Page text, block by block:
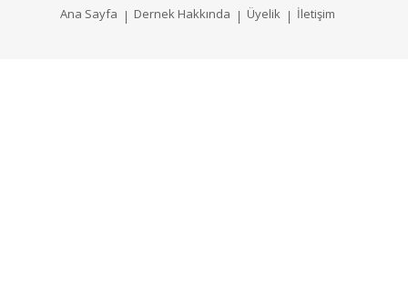
Ana Sayfa Dernek Hakkında Üyelik İletişim